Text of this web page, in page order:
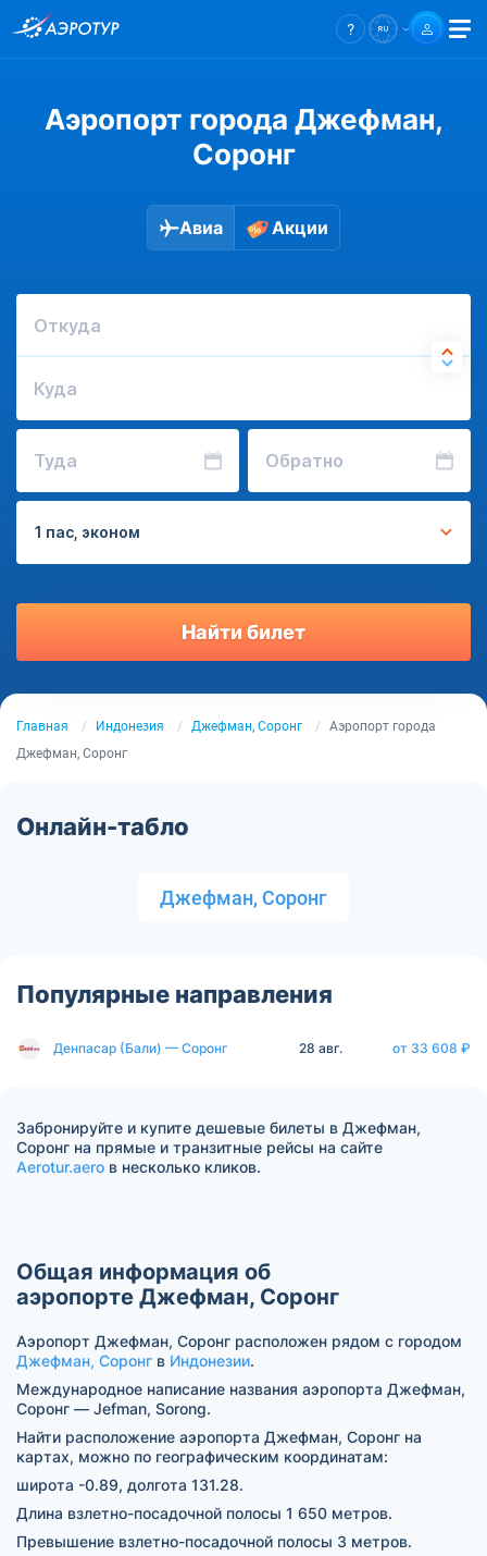
Аэропорт города Джефман,
Соронг
Авиа Акции
Откуда
Куда
Туда Обратно
1 пас, эконом
Найти билет
Главная Индонезия Джефман, Соронг
Аэропорт города
Джефман, Соронг
Онлайн-табло
Джефман, Соронг
Популярные направления
Денпасар (Бали) — Соронг 28 авг. от 33 608 ₽
Забронируйте и купите дешевые билеты в Джефман,
Соронг на прямые и транзитные рейсы на сайте
Aerotur.aero в несколько кликов.
Общая информация об
аэропорте Джефман, Соронг
Аэропорт Джефман, Соронг расположен рядом с городом
Джефман, Соронг в Индонезии.
Международное написание названия аэропорта Джефман,
Соронг — Jefman, Sorong.
Найти расположение аэропорта Джефман, Соронг на
картах, можно по географическим координатам:
широта -0.89, долгота 131.28.
Длина взлетно-посадочной полосы 1 650 метров.
Превышение взлетно-посадочной полосы 3 метров.